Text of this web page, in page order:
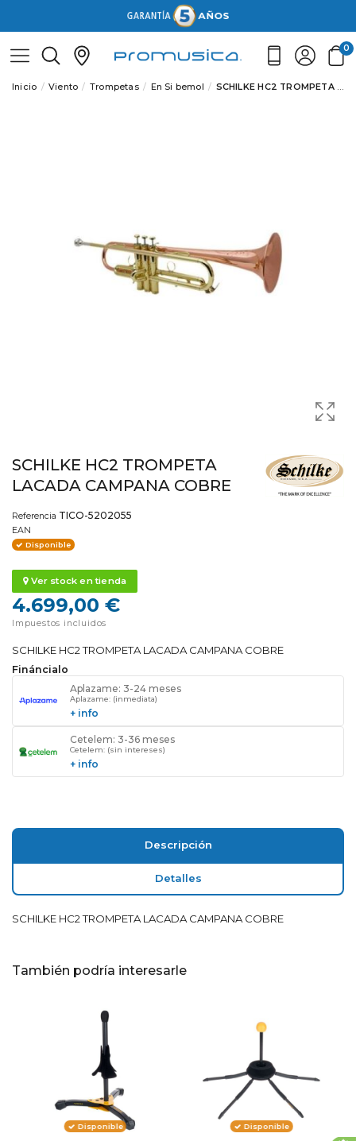
0
Inicio Viento Trompetas En Si bemol SCHILKE HC2 TROMPETA LACADA CAMPANA COBRE
SCHILKE HC2 TROMPETA
LACADA CAMPANA COBRE
Referencia TICO-5202055
EAN
Disponible
Ver stock en tienda
4.699,00 €
Impuestos incluidos
SCHILKE HC2 TROMPETA LACADA CAMPANA COBRE
Fináncialo
Aplazame: 3-24 meses
Aplazame: (inmediata)
+ info
Cetelem: 3-36 meses
Cetelem: (sin intereses)
+ info
Descripción
Detalles
SCHILKE HC2 TROMPETA LACADA CAMPANA COBRE
También podría interesarle
Disponible Disponible